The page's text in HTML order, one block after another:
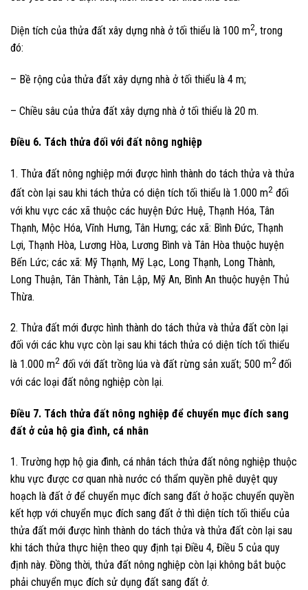
Diện tích của thửa đất xây dựng nhà ở tối thiểu là 100 m2, trong
đó:
– Bề rộng của thửa đất xây dựng nhà ở tối thiểu là 4 m;
– Chiều sâu của thửa đất xây dựng nhà ở tối thiểu là 20 m.
Điều 6. Tách thửa đối với đất nông nghiệp
1. Thửa đất nông nghiệp mới được hình thành do tách thửa và thửa
đất còn lại sau khi tách thửa có diện tích tối thiểu là 1.000 m2 đối
với khu vực các xã thuộc các huyện Đức Huệ, Thạnh Hóa, Tân
Thạnh, Mộc Hóa, Vĩnh Hưng, Tân Hưng; các xã: Bình Đức, Thạnh
Lợi, Thạnh Hòa, Lương Hòa, Lương Bình và Tân Hòa thuộc huyện
Bến Lức; các xã: Mỹ Thạnh, Mỹ Lạc, Long Thạnh, Long Thành,
Long Thuận, Tân Thành, Tân Lập, Mỹ An, Bình An thuộc huyện Thủ
Thừa.
2. Thửa đất mới được hình thành do tách thửa và thửa đất còn lại
đối với các khu vực còn lại sau khi tách thửa có diện tích tối thiểu
là 1.000 m2 đối với đất trồng lúa và đất rừng sản xuất; 500 m2 đối
với các loại đất nông nghiệp còn lại.
Điều 7. Tách thửa đất nông nghiệp để chuyển mục đích sang
đất ở của hộ gia đình, cá nhân
1. Trường hợp hộ gia đình, cá nhân tách thửa đất nông nghiệp thuộc
khu vực được cơ quan nhà nước có thẩm quyền phê duyệt quy
hoạch là đất ở để chuyển mục đích sang đất ở hoặc chuyển quyền
kết hợp với chuyển mục đích sang đất ở thì diện tích tối thiểu của
thửa đất mới được hình thành do tách thửa và thửa đất còn lại sau
khi tách thửa thực hiện theo quy định tại Điều 4, Điều 5 của quy
định này. Đồng thời, thửa đất nông nghiệp còn lại không bắt buộc
phải chuyển mục đích sử dụng đất sang đất ở.